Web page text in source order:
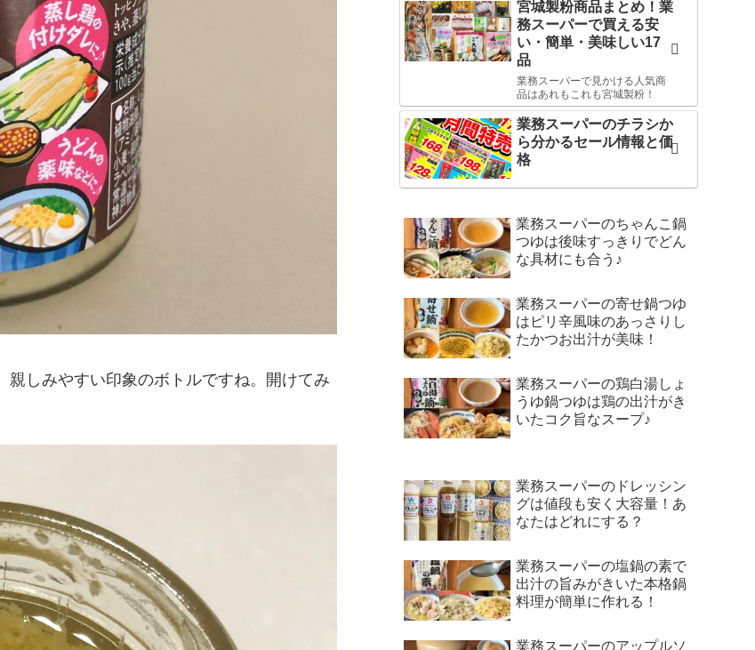
しみやすい印象のボトルですね。開けてみ
宮城製粉商品まとめ！業
務スーパーで買える安
い・簡単・美味しい17
品
業務スーパーで見かける人気商
品はあれもこれも宮城製粉！
業務スーパーのチラシか
ら分かるセール情報と価
格
業務スーパーのちゃんこ鍋
つゆは後味すっきりでどん
な具材にも合う♪
業務スーパーの寄せ鍋つゆ
はピリ辛風味のあっさりし
たかつお出汁が美味！
業務スーパーの鶏白湯しょ
うゆ鍋つゆは鶏の出汁がき
いたコク旨なスープ♪
業務スーパーのドレッシン
グは値段も安く大容量！あ
なたはどれにする？
業務スーパーの塩鍋の素で
出汁の旨みがきいた本格鍋
料理が簡単に作れる！
業務スーパーのアップルソ